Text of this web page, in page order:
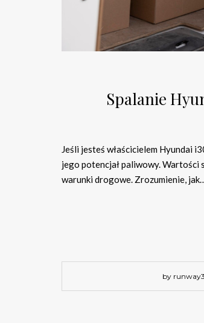
Spalanie
Jeśli jesteś właścicielem Hyundai
jego potencjał paliwowy. Wartości
warunki drogowe. Zrozumienie,
by